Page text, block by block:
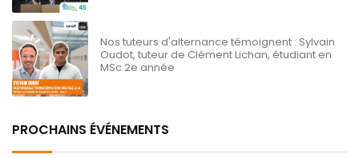
Nos tuteurs d'alternance témoignent : Sylvain
Oudot, tuteur de Clément Lichan, étudiant en
MSc 2e année
PROCHAINS ÉVÉNEMENTS